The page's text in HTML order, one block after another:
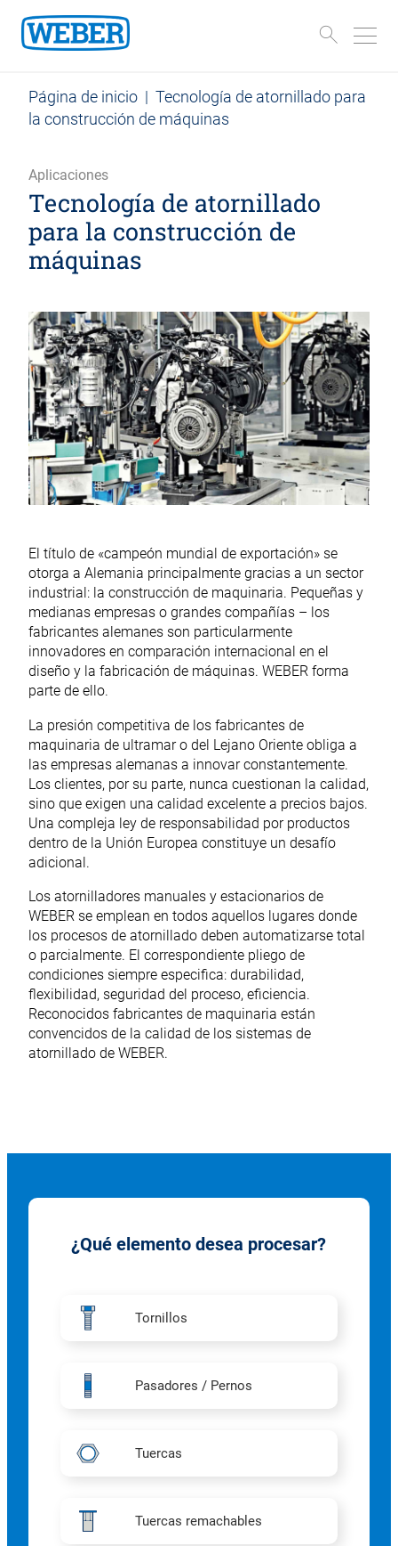
Página de inicio | Tecnología de atornillado para
la construcción de máquinas
Aplicaciones
Tecnología de atornillado
para la construcción de
máquinas
El título de «campeón mundial de exportación» se
otorga a Alemania principalmente gracias a un sector
industrial: la construcción de maquinaria. Pequeñas y
medianas empresas o grandes compañías – los
fabricantes alemanes son particularmente
innovadores en comparación internacional en el
diseño y la fabricación de máquinas. WEBER forma
parte de ello.
La presión competitiva de los fabricantes de
maquinaria de ultramar o del Lejano Oriente obliga a
las empresas alemanas a innovar constantemente.
Los clientes, por su parte, nunca cuestionan la calidad,
sino que exigen una calidad excelente a precios bajos.
Una compleja ley de responsabilidad por productos
dentro de la Unión Europea constituye un desafío
adicional.
Los atornilladores manuales y estacionarios de
WEBER se emplean en todos aquellos lugares donde
los procesos de atornillado deben automatizarse total
o parcialmente. El correspondiente pliego de
condiciones siempre especifica: durabilidad,
flexibilidad, seguridad del proceso, eficiencia.
Reconocidos fabricantes de maquinaria están
convencidos de la calidad de los sistemas de
atornillado de WEBER.
¿Qué elemento desea procesar?
Tornillos
Pasadores / Pernos
Tuercas
Tuercas remachables